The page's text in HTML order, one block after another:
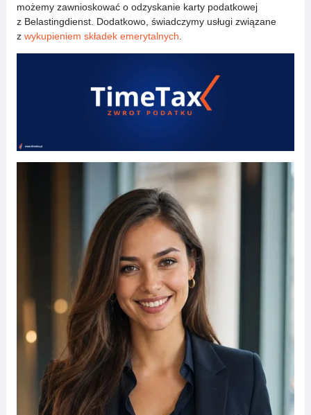
możemy zawnioskować o odzyskanie karty podatkowej
z Belastingdienst. Dodatkowo, świadczymy usługi związane
z wykupieniem składek emerytalnych